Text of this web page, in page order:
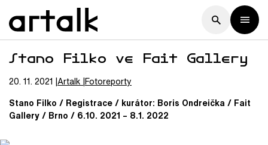
Stano Filko ve Fait Gallery
20. 11. 2021 Artalk Fotoreporty
Stano Filko / Registrace / kurátor: Boris Ondreička / Fait
Gallery / Brno / 6.10. 2021 – 8.1. 2022